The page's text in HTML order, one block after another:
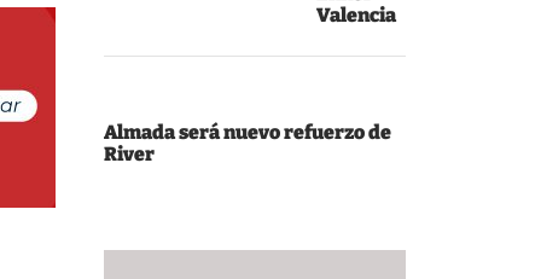
Valencia
Almada será nuevo refuerzo de
River